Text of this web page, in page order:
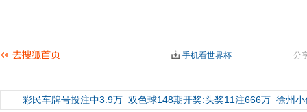
分
手机看世界杯
彩民车牌号投注中3.9万 双色球148期开奖:头奖11注666万 徐州